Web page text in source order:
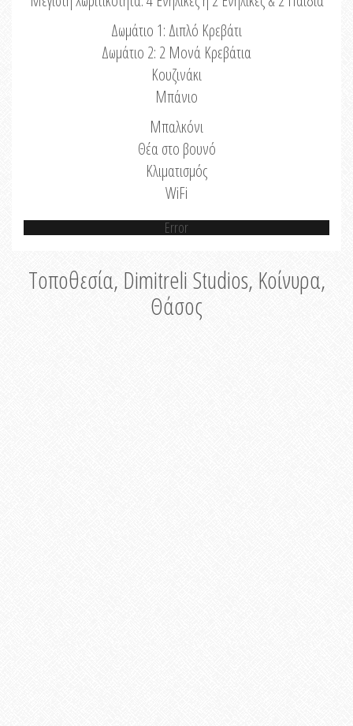
Δωμάτιο 1: Διπλό Κρεβάτι
Δωμάτιο 2: 2 Μονά Κρεβάτια
Κουζινάκι
Μπάνιο
Μπαλκόνι
Θέα στο βουνό
Κλιματισμός
WiFi
Error
Τοποθεσία, Dimitreli Studios, Κοίνυρα,
Θάσος